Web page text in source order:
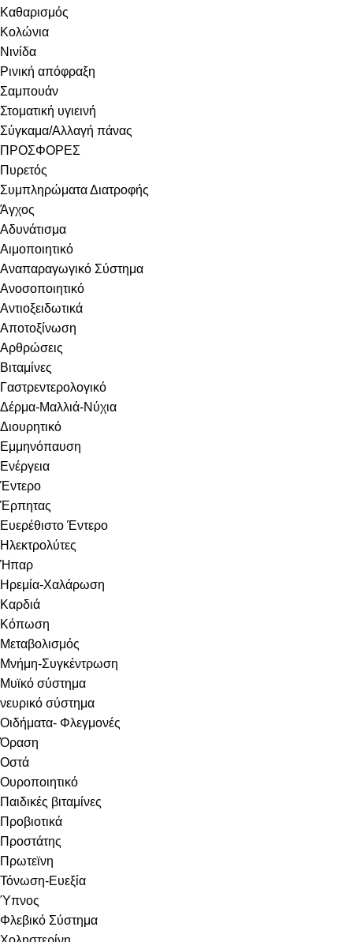
Καθαρισμός
Κολώνια
Νινίδα
Ρινική απόφραξη
Σαμπουάν
Στοματική υγιεινή
Σύγκαμα/Αλλαγή πάνας
ΠΡΟΣΦΟΡΕΣ
Πυρετός
Συμπληρώματα Διατροφής
Άγχος
Αδυνάτισμα
Αιμοποιητικό
Αναπαραγωγικό Σύστημα
Ανοσοποιητικό
Αντιοξειδωτικά
Αποτοξίνωση
Αρθρώσεις
Βιταμίνες
Γαστρεντερολογικό
Δέρμα-Μαλλιά-Νύχια
Διουρητικό
Εμμηνόπαυση
Ενέργεια
Έντερο
Έρπητας
Ευερέθιστο Έντερο
Ηλεκτρολύτες
Ήπαρ
Ηρεμία-Χαλάρωση
Καρδιά
Κόπωση
Μεταβολισμός
Μνήμη-Συγκέντρωση
Μυϊκό σύστημα
νευρικό σύστημα
Οιδήματα- Φλεγμονές
Όραση
Οστά
Ουροποιητικό
Παιδικές βιταμίνες
Προβιοτικά
Προστάτης
Πρωτεϊνη
Τόνωση-Ευεξία
Ύπνος
Φλεβικό Σύστημα